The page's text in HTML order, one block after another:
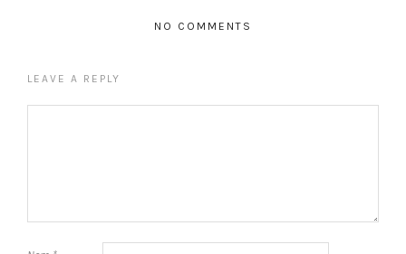
NO COMMENTS
LEAVE A REPLY